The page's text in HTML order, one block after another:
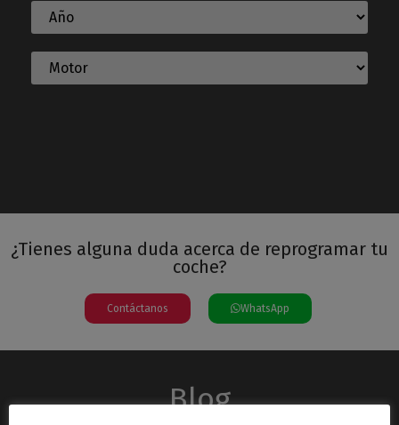
¿Tienes alguna duda acerca de reprogramar tu
coche?
Contáctanos WhatsApp
Blog